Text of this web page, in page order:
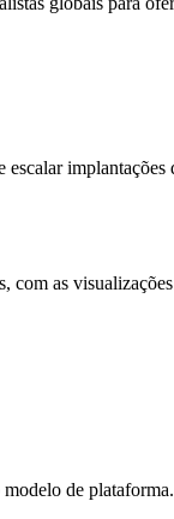
implantações
com as
de plataforma.